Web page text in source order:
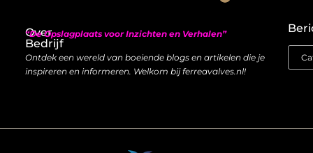
Over
Bedrijf
“De Opslagplaats voor Inzichten en Verhalen”
Ontdek een wereld van boeiende blogs en artikelen die je
inspireren en informeren. Welkom bij ferreavalves.nl!